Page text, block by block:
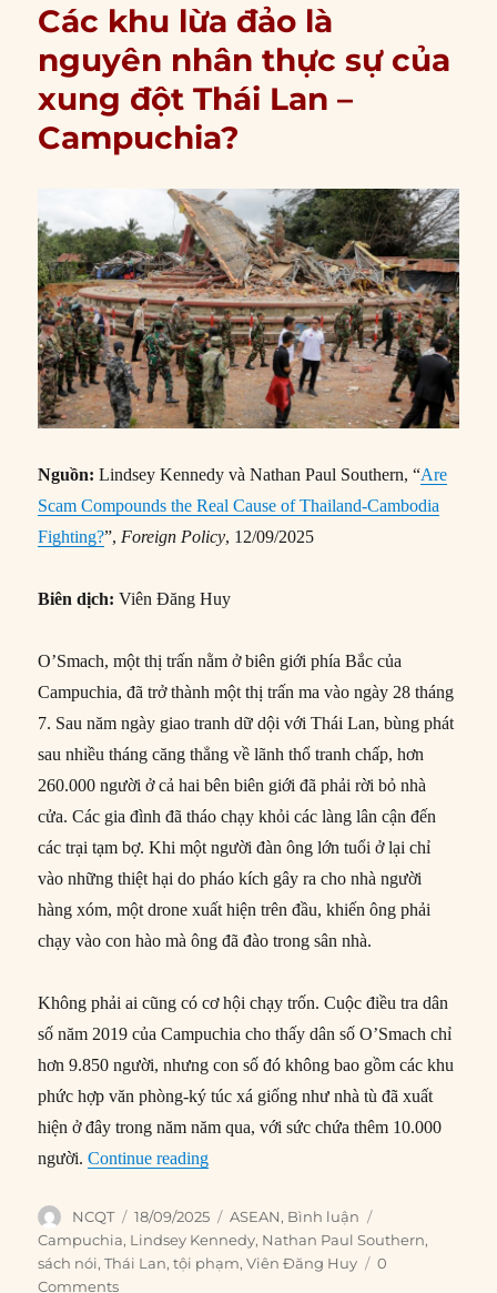
Các khu lừa đảo là
nguyên nhân thực sự của
xung đột Thái Lan –
Campuchia?
Nguồn: Lindsey Kennedy và Nathan Paul Southern, “Are
Scam Compounds the Real Cause of Thailand-Cambodia
Fighting?”, Foreign Policy, 12/09/2025
Biên dịch:Viên Đăng Huy
O’Smach, một thị trấn nằm ở biên giới phía Bắc của
Campuchia, đã trở thành một thị trấn ma vào ngày 28 tháng
7. Sau năm ngày giao tranh dữ dội với Thái Lan, bùng phát
sau nhiều tháng căng thẳng về lãnh thổ tranh chấp, hơn
260.000 người ở cả hai bên biên giới đã phải rời bỏ nhà
cửa. Các gia đình đã tháo chạy khỏi các làng lân cận đến
các trại tạm bợ. Khi một người đàn ông lớn tuổi ở lại chỉ
vào những thiệt hại do pháo kích gây ra cho nhà người
hàng xóm, một drone xuất hiện trên đầu, khiến ông phải
chạy vào con hào mà ông đã đào trong sân nhà.
Không phải ai cũng có cơ hội chạy trốn. Cuộc điều tra dân
số năm 2019 của Campuchia cho thấy dân số O’Smach chỉ
hơn 9.850 người, nhưng con số đó không bao gồm các khu
phức hợp văn phòng-ký túc xá giống như nhà tù đã xuất
hiện ở đây trong năm năm qua, với sức chứa thêm 10.000
người.Continue reading“Các khu lừa đảo là nguyên nhân thực
Author
NCQT
Posted
on
18/09/2025 Categories
ASEAN, Bình luận
Campuchia, Lindsey Kennedy, Nathan Paul Southern,
sách nói,Thái Lan,tội phạm,Viên Đăng Huy
0
Comments